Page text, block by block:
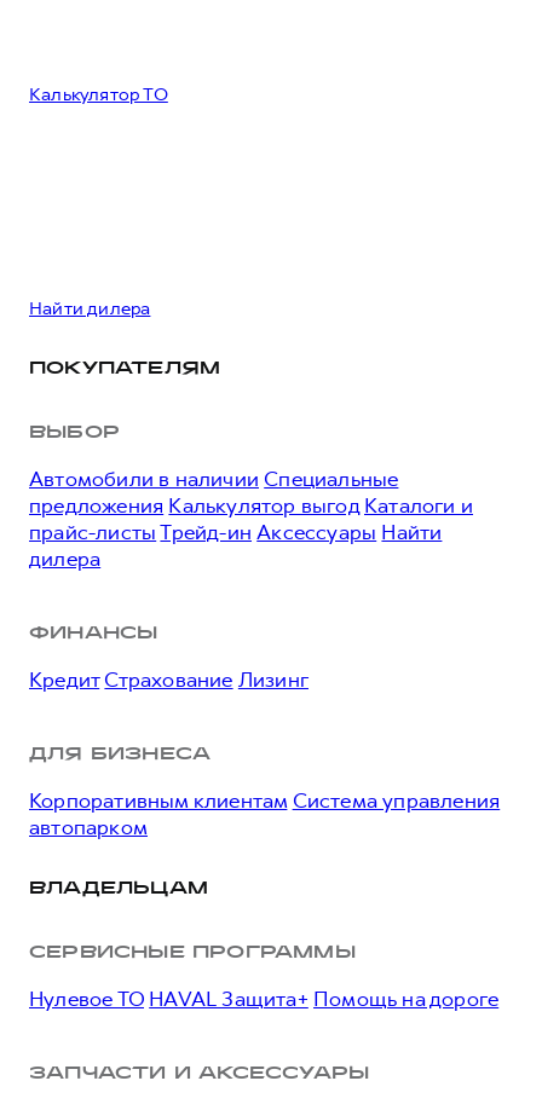
Калькулятор ТО
Найти дилера
ПОКУПАТЕЛЯМ
ВЫБОР
Автомобили в наличии Специальные
предложения Калькулятор выгод Каталоги и
прайс-листы Трейд-ин Аксессуары Найти
дилера
ФИНАНСЫ
Кредит Страхование Лизинг
ДЛЯ БИЗНЕСА
Корпоративным клиентам Система управления
автопарком
ВЛАДЕЛЬЦАМ
СЕРВИСНЫЕ ПРОГРАММЫ
Нулевое ТО HAVAL Защита+ Помощь на дороге
ЗАПЧАСТИ И АКСЕССУАРЫ